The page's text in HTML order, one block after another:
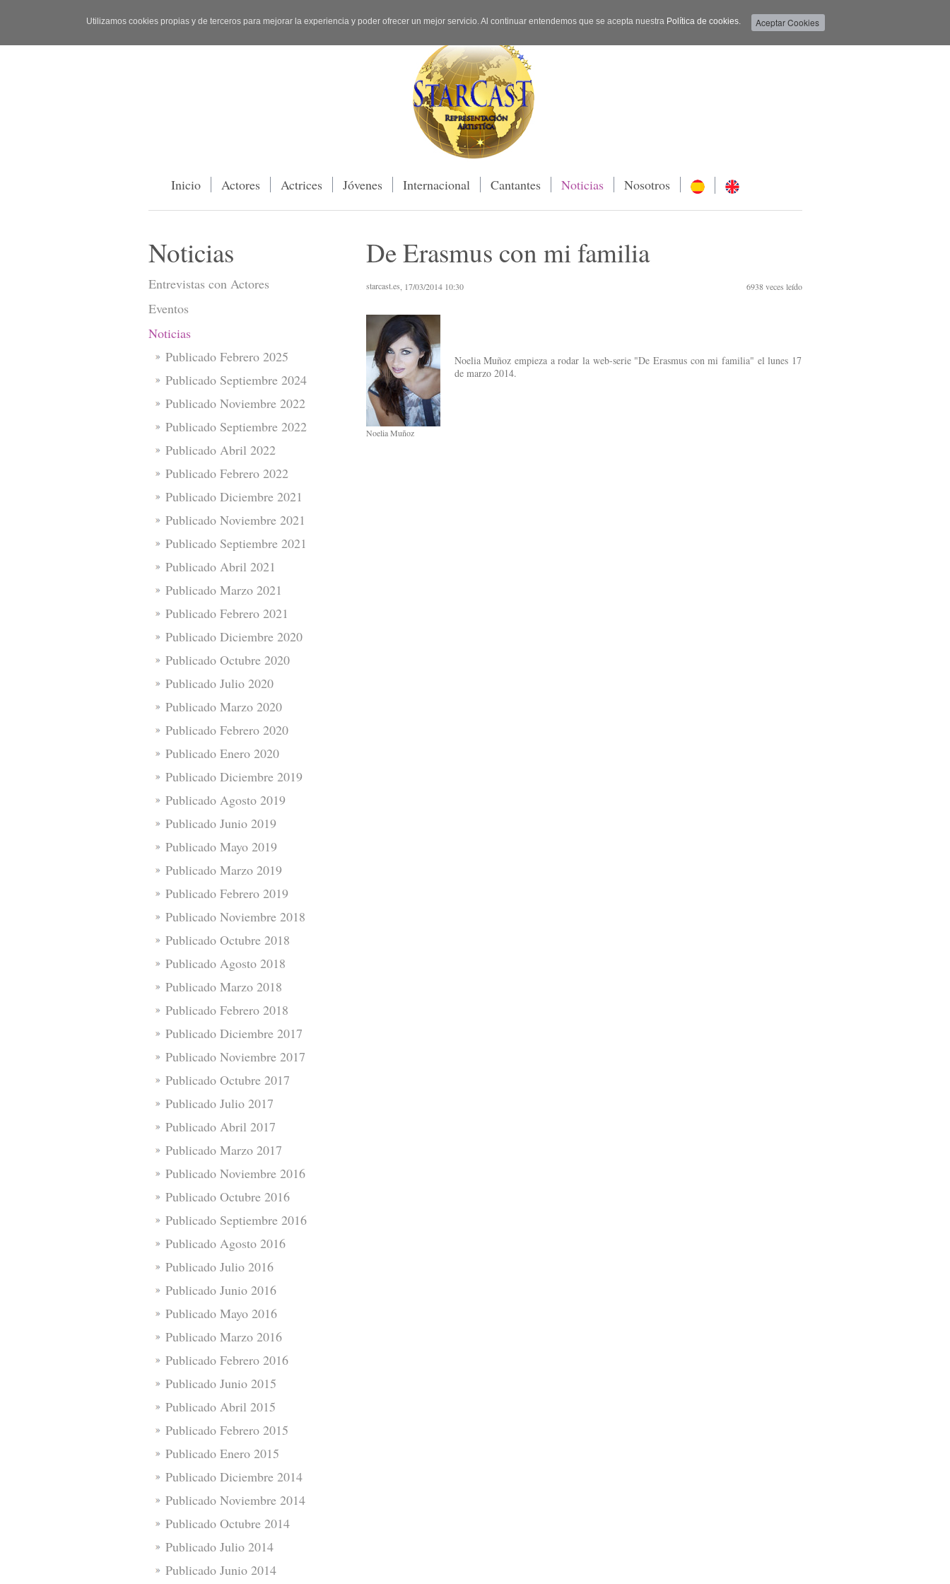
Utilizamos cookies propias y de terceros para mejorar la experiencia y poder ofrecer un mejor servicio. Al continuar entendemos que se acepta nuestra Política de cookies.
Inicio Actores Actrices Jóvenes Internacional Cantantes Noticias Nosotros
De Erasmus con mi familia
starcast.es , 17/03/2014 10:30 6938veces leído
Noelia Muñoz empieza a rodar la web-serie "De Erasmus con mi familia" el lunes 17
de marzo 2014.
Noelia Muñoz
Noticias
Entrevistas con Actores
Eventos
Noticias
Publicado Febrero 2025
Publicado Septiembre 2024
Publicado Noviembre 2022
Publicado Septiembre 2022
Publicado Abril 2022
Publicado Febrero 2022
Publicado Diciembre 2021
Publicado Noviembre 2021
Publicado Septiembre 2021
Publicado Abril 2021
Publicado Marzo 2021
Publicado Febrero 2021
Publicado Diciembre 2020
Publicado Octubre 2020
Publicado Julio 2020
Publicado Marzo 2020
Publicado Febrero 2020
Publicado Enero 2020
Publicado Diciembre 2019
Publicado Agosto 2019
Publicado Junio 2019
Publicado Mayo 2019
Publicado Marzo 2019
Publicado Febrero 2019
Publicado Noviembre 2018
Publicado Octubre 2018
Publicado Agosto 2018
Publicado Marzo 2018
Publicado Febrero 2018
Publicado Diciembre 2017
Publicado Noviembre 2017
Publicado Octubre 2017
Publicado Julio 2017
Publicado Abril 2017
Publicado Marzo 2017
Publicado Noviembre 2016
Publicado Octubre 2016
Publicado Septiembre 2016
Publicado Agosto 2016
Publicado Julio 2016
Publicado Junio 2016
Publicado Mayo 2016
Publicado Marzo 2016
Publicado Febrero 2016
Publicado Junio 2015
Publicado Abril 2015
Publicado Febrero 2015
Publicado Enero 2015
Publicado Diciembre 2014
Publicado Noviembre 2014
Publicado Octubre 2014
Publicado Julio 2014
Publicado Junio 2014